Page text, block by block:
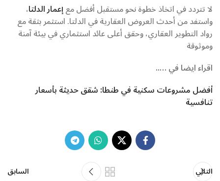
لا تتردد في اتخاذ خطوة نحو مستقبل أفضل معإعمار الدلتا،
واستفد من أحدث العروض العقارية في الدلتا. استثمر بثقة مع
رواد التطوير العقاري، وحقق أعلى عائد استثماري في بيئة آمنة
وموثوقة
اقراء ايضا في …..
أفضل مشروعات سكنية في طنطا: شقق حديثة بأسعار
تنافسية
التالي السابق